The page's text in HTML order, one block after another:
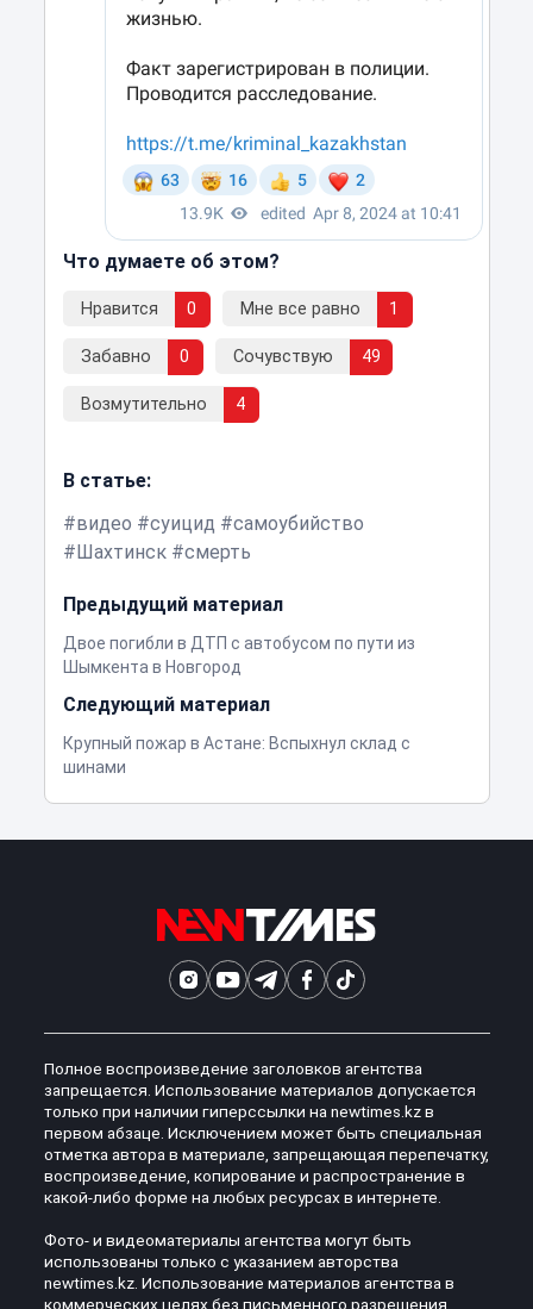
Что думаете об этом?
Нравится 0 Мне все равно 1
Забавно 0 Сочувствую 49
Возмутительно 4
В статье:
видео
суицид
самоубийство
Шахтинск
смерть
Предыдущий материал
Двое погибли в ДТП с автобусом по пути из
Шымкента в Новгород
Следующий материал
Крупный пожар в Астане: Вспыхнул склад с
шинами
Полное воспроизведение заголовков агентства
запрещается. Использование материалов допускается
только при наличии гиперссылки на newtimes.kz в
первом абзаце. Исключением может быть специальная
отметка автора в материале, запрещающая перепечатку,
воспроизведение, копирование и распространение в
какой-либо форме на любых ресурсах в интернете.
Фото- и видеоматериалы агентства могут быть
использованы только с указанием авторства
newtimes.kz. Использование материалов агентства в
коммерческих целях без письменного разрешения